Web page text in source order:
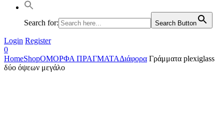
Search for: Search Button
Login Register
0
HomeShopΟΜΟΡΦΑ ΠΡΑΓΜΑΤΑΔιάφορα Γράμματα plexiglass
δύο όψεων μεγάλο